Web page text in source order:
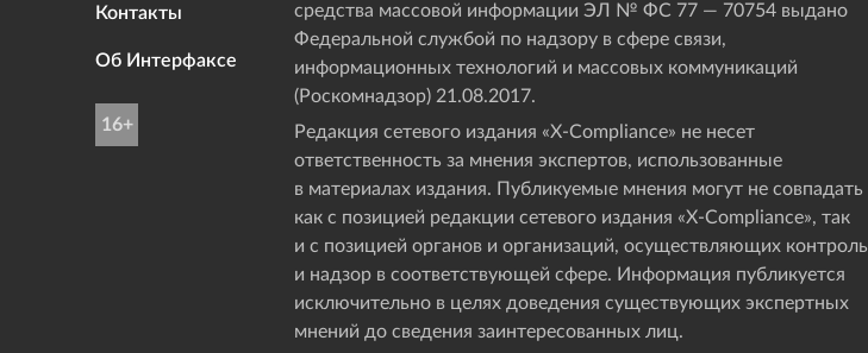
Контакты
Об Интерфаксе
16+
средства массовой информации ЭЛ № ФС 77 — 70754 выдано
Федеральной службой по надзору в сфере связи,
информационных технологий и массовых коммуникаций
(Роскомнадзор) 21.08.2017.
Редакция сетевого издания «X-Compliance» не несет
ответственность за мнения экспертов, использованные
в материалах издания. Публикуемые мнения могут не совпадать
как с позицией редакции сетевого издания «X-Compliance», так
и с позицией органов и организаций, осуществляющих контроль
и надзор в соответствующей сфере. Информация публикуется
исключительно в целях доведения существующих экспертных
мнений до сведения заинтересованных лиц.